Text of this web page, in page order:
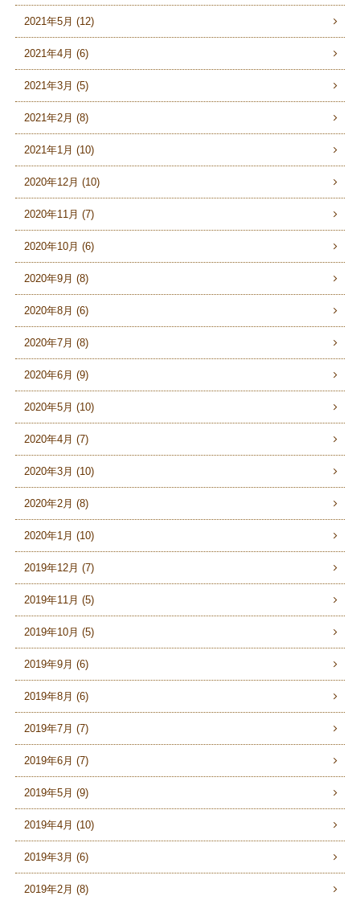
2021年5月 (12)
2021年4月 (6)
2021年3月 (5)
2021年2月 (8)
2021年1月 (10)
2020年12月 (10)
2020年11月 (7)
2020年10月 (6)
2020年9月 (8)
2020年8月 (6)
2020年7月 (8)
2020年6月 (9)
2020年5月 (10)
2020年4月 (7)
2020年3月 (10)
2020年2月 (8)
2020年1月 (10)
2019年12月 (7)
2019年11月 (5)
2019年10月 (5)
2019年9月 (6)
2019年8月 (6)
2019年7月 (7)
2019年6月 (7)
2019年5月 (9)
2019年4月 (10)
2019年3月 (6)
2019年2月 (8)